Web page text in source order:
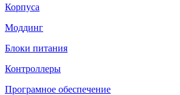
Корпуса
Моддинг
Блоки питания
Контроллеры
Програмное обеспечение